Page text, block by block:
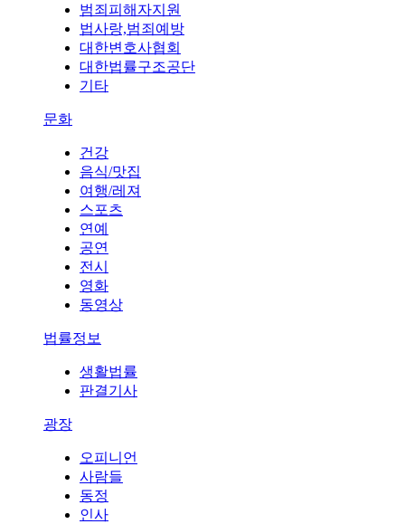
범죄피해자지원
법사랑,범죄예방
대한변호사협회
대한법률구조공단
기타
문화
건강
음식/맛집
여행/레져
스포츠
연예
공연
전시
영화
동영상
법률정보
생활법률
판결기사
광장
오피니언
사람들
동정
인사